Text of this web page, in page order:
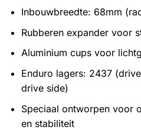
Inbouwbreedte: 68mm
Rubberen expander voor
Aluminium cups voor
Enduro lagers: 2437
drive side)
Speciaal ontworpen voor
en stabiliteit